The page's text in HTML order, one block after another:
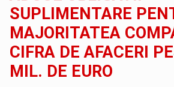
SUPLIMENTARE
MAJORITATEA
CIFRA DE AFACERI
MIL. DE EURO